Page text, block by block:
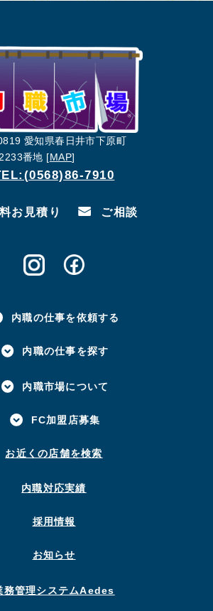
愛知県春日井市下原町
番地 [MAP]
7910
お見積り ご相談
内職の仕事を依頼する
内職の仕事を探す
内職市場について
FC加盟店募集
お近くの店舗を検索
内職対応実績
採用情報
お知らせ
務管理システムAedes